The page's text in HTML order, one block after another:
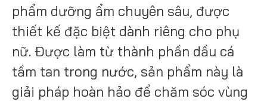
phẩm dưỡng ẩm chuyên sâu, được
thiết kế đặc biệt dành riêng cho phụ
nữ. Được làm từ thành phần dầu cá
tầm tan trong nước, sản phẩm này là
giải pháp hoàn hảo để chăm sóc vùng